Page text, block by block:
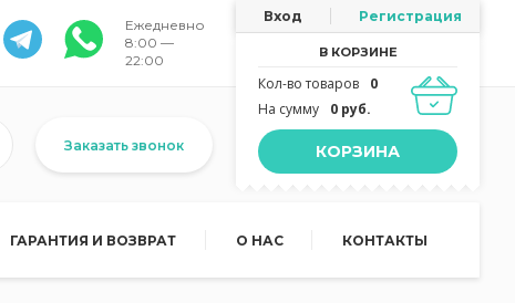
Ежедневно
8:00 —
22:00
Вход Регистрация
В КОРЗИНЕ
Кол-во товаров
0
На сумму
0 руб.
КОРЗИНА
Заказать звонок
ГАРАНТИЯ И ВОЗВРАТ О НАС КОНТАКТЫ